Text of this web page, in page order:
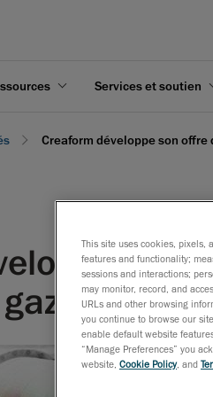
Services et soutien
Creaform développe son offre
son
Avec le
8 juillet 2020
This site uses cookies, pixels,
features and functionality;
sessions and interactions;
may monitor, record, and
URLs and other browsing
you continue to browse our
enable default website
“Manage Preferences” you
website, Cookie Policy, and